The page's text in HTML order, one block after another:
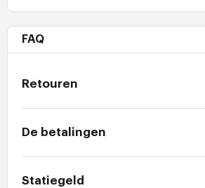
FAQ
Retouren
De betalingen
Statiegeld